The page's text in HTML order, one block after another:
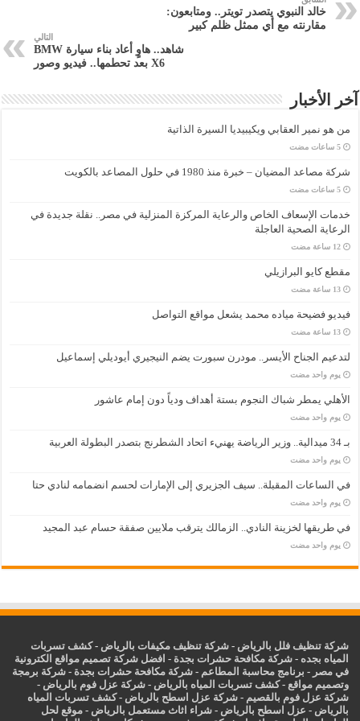
خالد النبوي يتصدر تويتر.. ومتابعون:
مقارنته مع أي ممثل ظلم كبير
التالي
شاهد.. هاوٍ أعاد بناء سيارة BMW
X6 بعد تحطمها.. فيديو وصور
آخر الأخبار
من هو نمير العقابي ويكيبيديا السيرة الذاتية
‏5 ساعات مضت
شركة مصاعد المضيان – خبرة منذ 1980 في حلول المصاعد بالكويت
‏5 ساعات مضت
خدمات الإسعاف الخاص والرعاية المركزة المنزلية في مصر.. نقلة جديدة في
الرعاية الصحية العاجلة
‏12 ساعة مضت
مقطع كايو البرازيلي
‏13 ساعة مضت
فيديو فضيحة مياده محمد يشعل مواقع التواصل
‏13 ساعة مضت
لتدعيم الجناح الأيسر.. مودرن سبورت يضم النيجيري أيوديلي إسماعيل
‏يوم واحد مضت
الأهلي يمطر شباك النجوم بستة أهداف ودياً دون إمام عاشور
‏يوم واحد مضت
بـ 34 ميدالية.. وزير الرياضة يهنيء اتحاد الشطرنج بتصدر البطولة العربية
‏يوم واحد مضت
في الساعات المقبلة.. سيف الجزيري إلى الإمارات لحسم انضمامه لنادي حتا
‏يوم واحد مضت
في طريقها لخزينة النادي.. الزمالك يترقب ملايين صفقة حسام عبد المجيد
‏يوم واحد مضت
شركة تنظيف فلل بالرياض -شركة تنظيف مكيفات بالرياض -كشف تسربات
المياه بجده -شركة مكافحة حشرات بجدة - افضل شركة تصميم مواقع الكترونية
في مصر - برنامج محاسبة المطاعم -شركة مكافحة حشرات بجدة -شركة برمجة
وتصميم مواقع -كشف تسربات المياه بالرياض -شركة عزل فوم بالرياض -
شركة عزل فوم بالقصيم -شركة عزل اسطح بالرياض -كشف تسربات المياه
بالرياض - عزل اسطح بالرياض -شراء اثاث مستعمل بالرياض - موقع لحل